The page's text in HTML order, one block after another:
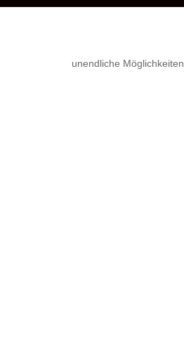
unendliche Möglichkeiten